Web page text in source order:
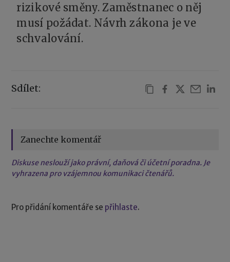
rizikové směny. Zaměstnanec o něj
musí požádat. Návrh zákona je ve
schvalování.
Sdílet:
Zanechte komentář
Diskuse neslouží jako právní, daňová či účetní poradna. Je
vyhrazena pro vzájemnou komunikaci čtenářů.
Pro přidání komentáře se přihlaste.